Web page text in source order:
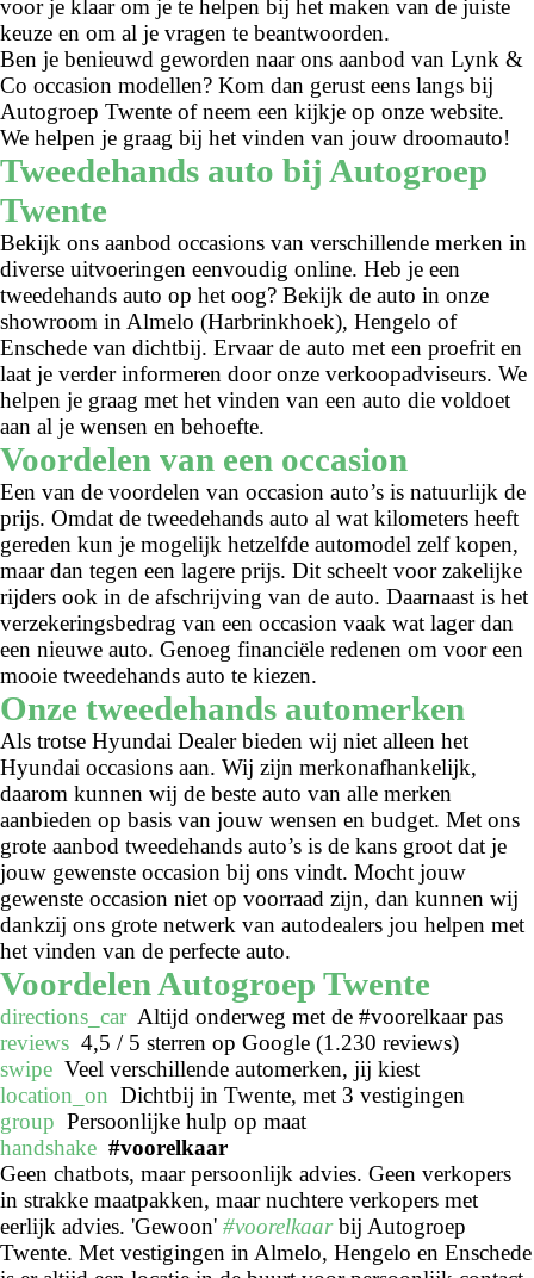
voor je klaar om je te helpen bij het maken van de juiste
keuze en om al je vragen te beantwoorden.
Ben je benieuwd geworden naar ons aanbod van Lynk &
Co occasion modellen? Kom dan gerust eens langs bij
Autogroep Twente of neem een kijkje op onze website.
We helpen je graag bij het vinden van jouw droomauto!
Tweedehands auto bij Autogroep
Twente
Bekijk ons aanbod occasions van verschillende merken in
diverse uitvoeringen eenvoudig online. Heb je een
tweedehands auto op het oog? Bekijk de auto in onze
showroom in Almelo (Harbrinkhoek), Hengelo of
Enschede van dichtbij. Ervaar de auto met een proefrit en
laat je verder informeren door onze verkoopadviseurs. We
helpen je graag met het vinden van een auto die voldoet
aan al je wensen en behoefte.
Voordelen van een occasion
Een van de voordelen van occasion auto’s is natuurlijk de
prijs. Omdat de tweedehands auto al wat kilometers heeft
gereden kun je mogelijk hetzelfde automodel zelf kopen,
maar dan tegen een lagere prijs. Dit scheelt voor zakelijke
rijders ook in de afschrijving van de auto. Daarnaast is het
verzekeringsbedrag van een occasion vaak wat lager dan
een nieuwe auto. Genoeg financiële redenen om voor een
mooie tweedehands auto te kiezen.
Onze tweedehands automerken
Als trotse Hyundai Dealer bieden wij niet alleen het
Hyundai occasions aan. Wij zijn merkonafhankelijk,
daarom kunnen wij de beste auto van alle merken
aanbieden op basis van jouw wensen en budget. Met ons
grote aanbod tweedehands auto’s is de kans groot dat je
jouw gewenste occasion bij ons vindt. Mocht jouw
gewenste occasion niet op voorraad zijn, dan kunnen wij
dankzij ons grote netwerk van autodealers jou helpen met
het vinden van de perfecte auto.
Voordelen Autogroep Twente
directions_carAltijd onderweg met de #voorelkaar pas
reviews 4,5 / 5 sterren op Google (1.230 reviews)
swipe Veel verschillende automerken, jij kiest
location_on Dichtbij in Twente, met 3 vestigingen
group Persoonlijke hulp op maat
handshake #voorelkaar
Geen chatbots, maar persoonlijk advies. Geen verkopers
in strakke maatpakken, maar nuchtere verkopers met
eerlijk advies. 'Gewoon' #voorelkaarbij Autogroep
Twente. Met vestigingen in Almelo, Hengelo en Enschede